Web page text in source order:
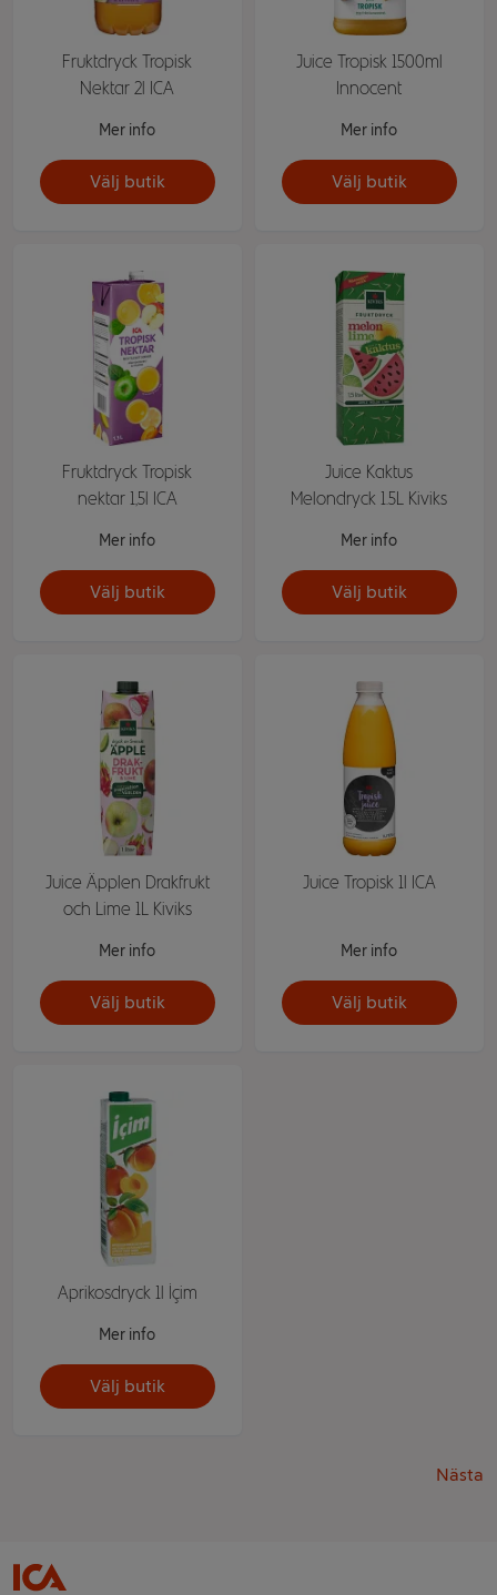
Fruktdryck Tropisk
Nektar 2l ICA
Mer info
Välj butik
Juice Tropisk 1500ml
Innocent
Mer info
Välj butik
Fruktdryck Tropisk
nektar 1,5l ICA
Mer info
Välj butik
Juice Kaktus
Melondryck 1.5L Kiviks
Mer info
Välj butik
Juice Äpplen Drakfrukt
och Lime 1L Kiviks
Mer info
Välj butik
Juice Tropisk 1l ICA
Mer info
Välj butik
Aprikosdryck 1l İçim
Mer info
Välj butik
Nästa